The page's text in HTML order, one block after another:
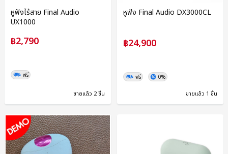
หูฟังไร้สาย Final Audio
UX1000
฿2,790
ฟรี
ขายแล้ว 2 ชิ้น
หูฟัง Final Audio DX3000CL
฿24,900
ฟรี 0%
ขายแล้ว 1 ชิ้น